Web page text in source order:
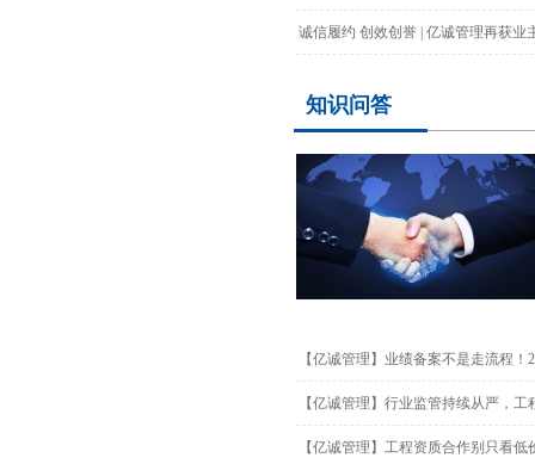
诚信履约 创效创誉 | 亿诚管理再获业
知识问答
【亿诚管理】业绩备案不是走流程！
【亿诚管理】行业监管持续从严，工
【亿诚管理】工程资质合作别只看低